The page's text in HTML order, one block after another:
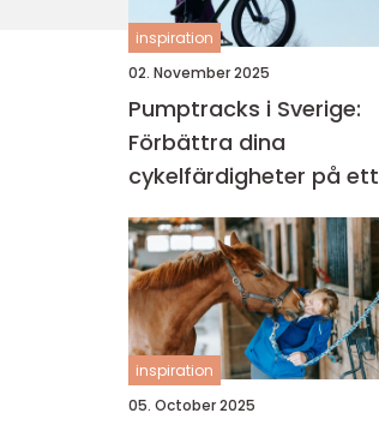
inspiration
02. November 2025
Pumptracks i Sverige:
Förbättra dina
cykelfärdigheter på ett
säkert sätt
inspiration
05. October 2025